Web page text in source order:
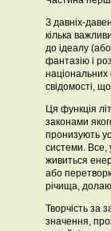
З давніх-
кілька
до ідеалу
фантазію і
національних
свідомості,
Ця функція
законами
пронизують
системи. Все,
живиться
або
річища,
Творчість за
значення,